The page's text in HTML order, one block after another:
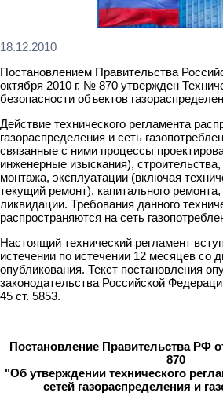
18.12.2010
Постановлением Правительства
октября 2010 г. № 870 утвержден
безопасности объектов
Действие технического регламента
газораспределения и сеть
связанные с ними процессы
инженерные изыскания), строительства,
монтажа, эксплуатации (включая
текущий ремонт), капитального
ликвидации. Требования данного
распространяются на сеть
Настоящий технический регламент
истечении по истечении 12 месяцев со
опубликования. Текст постановления
законодательства Российской
45 ст. 5853.
Постановление Правительства РФ
870
"Об утверждении технического
сетей газораспределения и